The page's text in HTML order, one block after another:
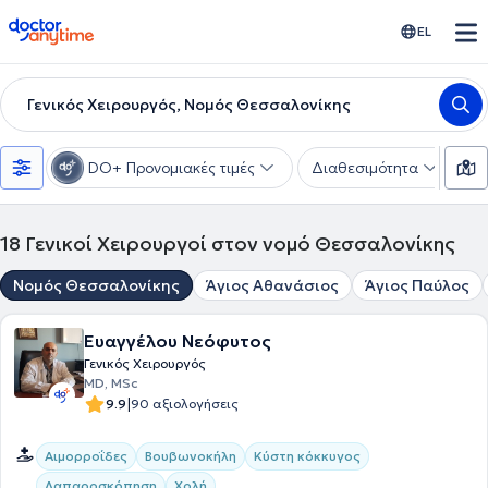
doctoranytime EL
Γενικός Χειρουργός, Νομός Θεσσαλονίκης
DO+ Προνομιακές τιμές Διαθεσιμότητα
18 Γενικοί Χειρουργοί στον νομό Θεσσαλονίκης
Νομός Θεσσαλονίκης Άγιος Αθανάσιος Άγιος Παύλος
Ευαγγέλου Νεόφυτος
Γενικός Χειρουργός
MD, MSc
9.9|90 αξιολογήσεις
Αιμορροΐδες Βουβωνοκήλη
Κύστη κόκκυγος